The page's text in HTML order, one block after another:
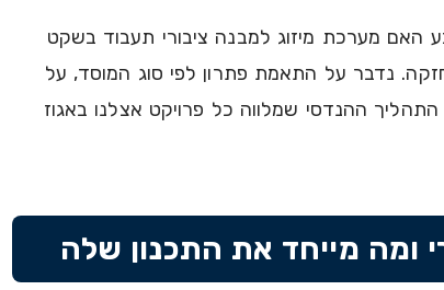
מערכת מיזוג למבנה ציבורי תעבוד בשקט
נדבר על התאמת פתרון לפי סוג המוסד, על
התהליך ההנדסי שמלווה כל פרויקט אצלנו באגוז
ומה מייחד את התכנון שלה